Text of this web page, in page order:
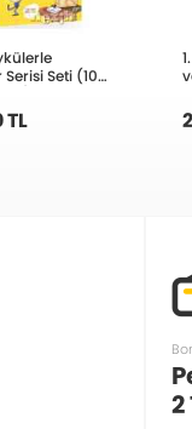
Serisi Seti (10